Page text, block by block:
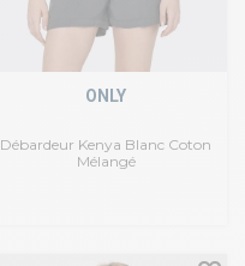
Débardeur Kenya Blanc Coton
Mélangé
ONLY